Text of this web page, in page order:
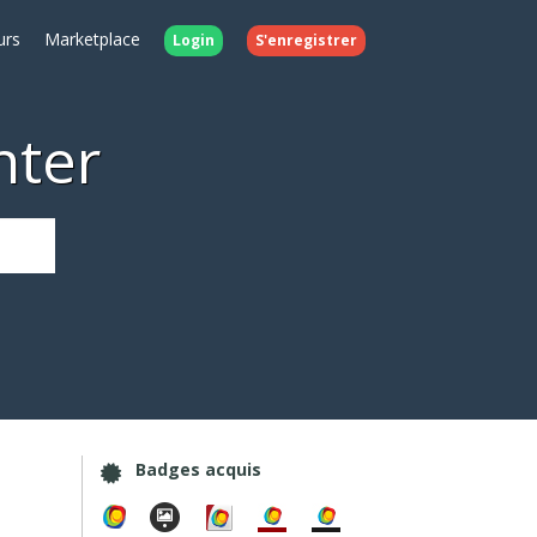
Marketplace Login S'enregistrer
Badges acquis